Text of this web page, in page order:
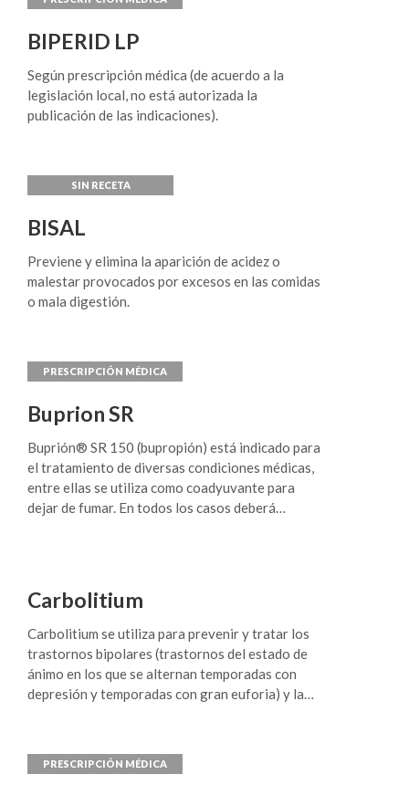
medicamentosa. Cáncer de próstata localmente
de próstata no metastásico localmente avanzado,
con alto riesgo de progresión de la enfermedad,
en pacientes para los cuales está indicado el
tratamiento hormonal inmediato.
BIPERID LP
Según prescripción médica (de acuerdo a la
legislación local, no está autorizada la
publicación de las indicaciones).
BISAL
Previene y elimina la aparición de acidez o
malestar provocados por excesos en las comidas
o mala digestión.
Buprion SR
Buprión® SR 150 (bupropión) está indicado para
el tratamiento de diversas condiciones médicas,
entre ellas se utiliza como coadyuvante para
dejar de fumar. En todos los casos deberá
Carbolitium
Carbolitium se utiliza para prevenir y tratar los
trastor­nos bipolares (trastornos del estado de
ánimo en los que se alternan temporadas con
depresión y temporadas con gran euforia) y la